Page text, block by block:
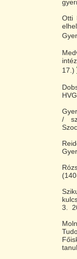
Otti
17.)
/
3.